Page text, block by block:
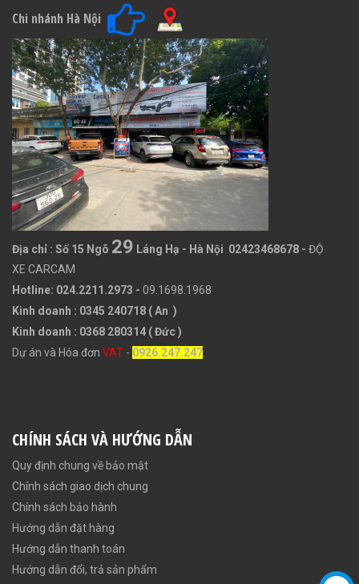
Chi nhánh Hà Nội
Địa chỉ : Số 15 Ngõ 29 Láng Hạ - Hà Nội 02423468678 - ĐỘ
XE CARCAM
Hotline: 024.2211.2973 - 09.1698.1968
Kinh doanh : 0345 240718 ( An )
Kinh doanh : 0368 280314 ( Đức )
Dự án và Hóa đơn VAT - 0926.247.247
CHÍNH SÁCH VÀ HƯỚNG DẪN
Quy định chung về bảo mật
Chính sách giao dịch chung
Chính sách bảo hành
Hướng dẫn đặt hàng
Hướng dẫn thanh toán
Hướng dẫn đổi, trả sản phẩm